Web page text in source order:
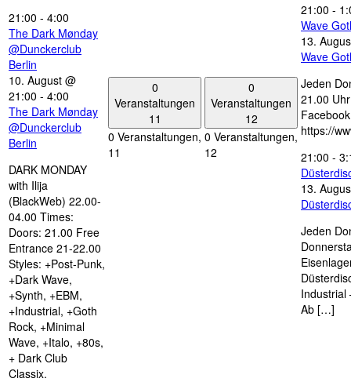
21:00 - 4:00
The Dark Mønday
@Dunckerclub
Berlin
10. August @
21:00 - 4:00
The Dark Mønday
@Dunckerclub
Berlin
DARK MONDAY
with Ilija
(BlackWeb) 22.00-
04.00 Times:
Doors: 21.00 Free
Entrance 21-22.00
Styles: +Post-Punk,
+Dark Wave,
+Synth, +EBM,
+Industrial, +Goth
Rock, +Minimal
Wave, +Italo, +80s,
+ Dark Club
Classix.
0
Veranstaltungen
11
0 Veranstaltungen,
11
0
Veranstaltungen
12
0 Veranstaltungen,
12
21:00 -
Wave
13.
Wave
Jeden
21.00
https://
21:00 -
13.
Jeden
Industrial
Ab […]